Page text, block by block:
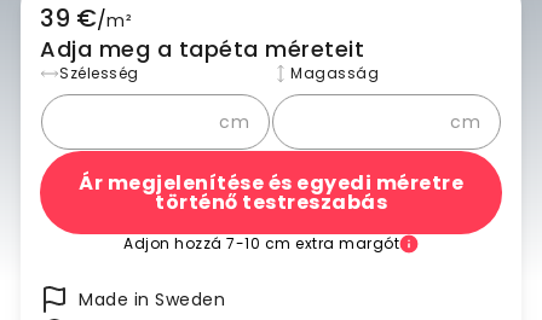
39 €/m²
Adja meg a tapéta méreteit
Szélesség
cm
Magasság
cm
Ár megjelenítése és egyedi méretre
történő testreszabás
Adjon hozzá 7-10 cm extra margót
Made in Sweden